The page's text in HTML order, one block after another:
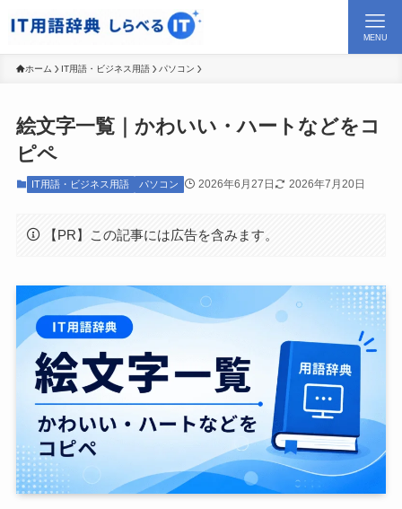
MENU
ホーム IT用語・ビジネス用語 パソコン
絵文字一覧｜かわいい・ハートなどをコ
ピペ
IT用語・ビジネス用語 パソコン 2026年6月27日 2026年7月20日
【PR】この記事には広告を含みます。